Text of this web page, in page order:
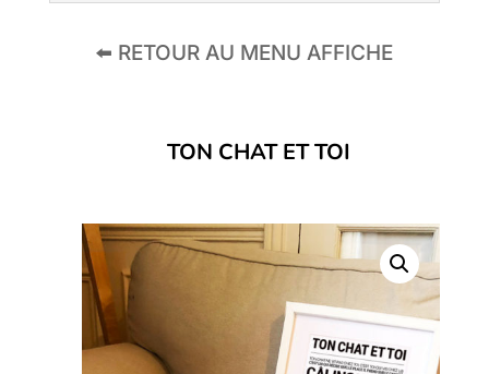
⬅️ RETOUR AU MENU AFFICHE
TON CHAT ET TOI